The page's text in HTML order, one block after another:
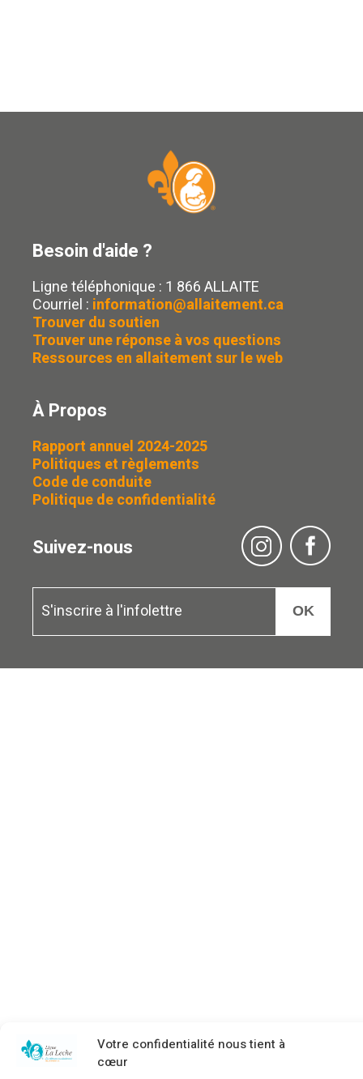
Votre confidentialité nous tient à
cœur
Besoin d'aide ?
Ligne téléphonique : 1 866 ALLAITE
Courriel : information@allaitement.ca
Trouver du soutien
Trouver une réponse à vos questions
Ressources en allaitement sur le web
À Propos
Rapport annuel 2024-2025
Politiques et règlements
Code de conduite
Politique de confidentialité
Suivez-nous
OK